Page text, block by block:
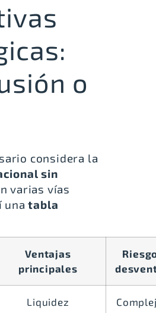
o
considera la
sin
varias vías
unatabla
Ventajas
principales
Liquidez